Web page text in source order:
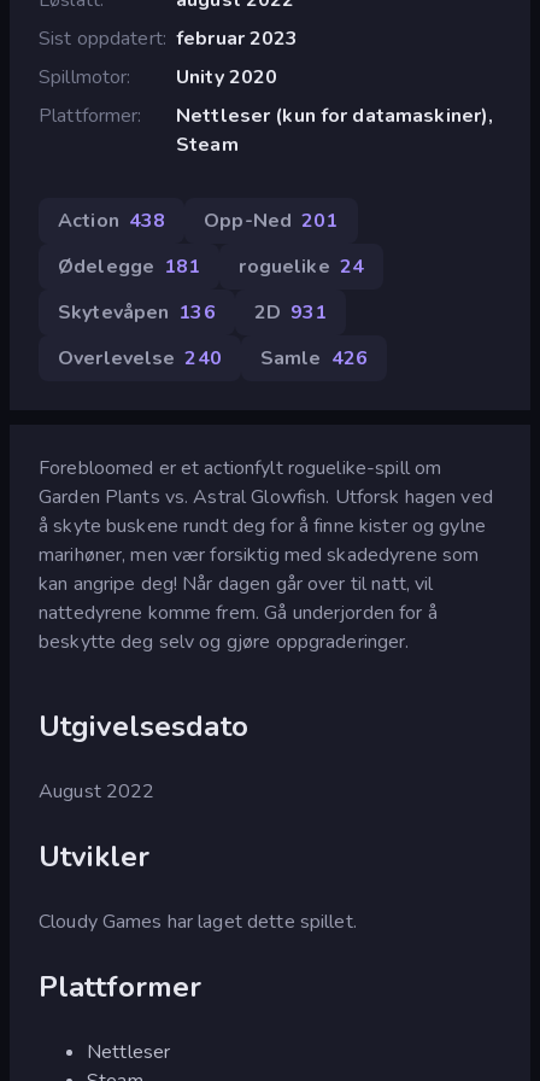
Sist oppdatert februar 2023
Spillmotor
Unity 2020
Plattformer
Nettleser (kun for datamaskiner),
Steam
Action 438 Opp-Ned 201
Ødelegge 181 roguelike 24
Skytevåpen 136 2D 931
Overlevelse 240 Samle 426
Forebloomed er et actionfylt roguelike-spill om
Garden Plants vs. Astral Glowfish. Utforsk hagen ved
å skyte buskene rundt deg for å finne kister og gylne
marihøner, men vær forsiktig med skadedyrene som
kan angripe deg! Når dagen går over til natt, vil
nattedyrene komme frem. Gå underjorden for å
beskytte deg selv og gjøre oppgraderinger.
Utgivelsesdato
August 2022
Utvikler
Cloudy Games har laget dette spillet.
Plattformer
Nettleser